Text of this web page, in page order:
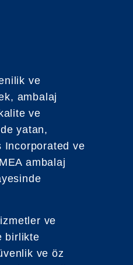
ve
ambalaj
ve
yatan,
Incorporated ve
ambalaj
ve
birlikte
ve öz